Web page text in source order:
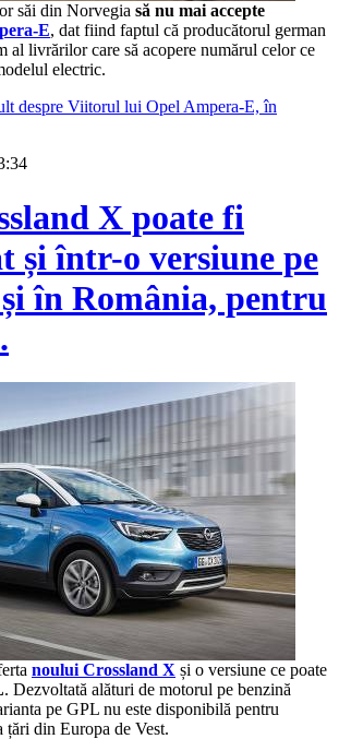
săi din Norvegia să nu mai accepte
E, dat fiind faptul că producătorul german
al livrărilor care să acopere numărul celor ce
electric.
despre Viitorul lui Opel Ampera-E, în
X poate fi
și într-o versiune pe
în România, pentru
noului Crossland X și o versiune ce poate
. Dezvoltată alături de motorul pe benzină
pe GPL nu este disponibilă pentru
țări din Europa de Vest.